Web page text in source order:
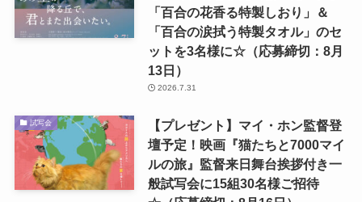
「百合の花香る特製しおり」＆
「百合の涙拭う特製タオル」のセ
ットを3名様に☆（応募締切：8月
13日）
2026.7.31
試写会
【プレゼント】マイ・ホン監督登
壇予定！映画『猫たちと7000マイ
ルの旅』監督来日舞台挨拶付き一
般試写会に15組30名様ご招待